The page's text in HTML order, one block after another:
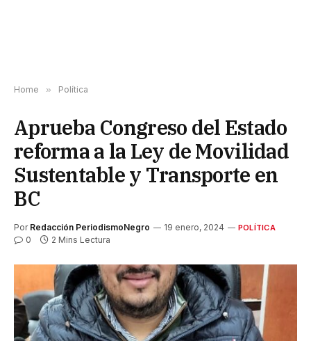
Home » Política
Aprueba Congreso del Estado
reforma a la Ley de Movilidad
Sustentable y Transporte en
BC
Por Redacción PeriodismoNegro 19 enero, 2024 POLÍTICA
0 2 Mins Lectura